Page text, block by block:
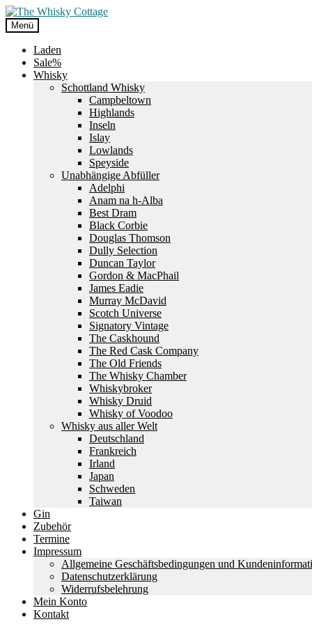
Zur
Navigation
springen
Zum
Inhalt
springen
Menü
Laden
Sale%
Whisky
Schottland Whisky
Campbeltown
Highlands
Inseln
Islay
Lowlands
Speyside
Unabhängige Abfüller
Adelphi
Anam na h-Alba
Best Dram
Black Corbie
Douglas Thomson
Dully Selection
Duncan Taylor
Gordon & MacPhail
James Eadie
Murray McDavid
Scotch Universe
Signatory Vintage
The Caskhound
The Red Cask Company
The Old Friends
The Whisky Chamber
Whiskybroker
Whisky Druid
Whisky of Voodoo
Whisky aus aller Welt
Deutschland
Frankreich
Irland
Japan
Schweden
Taiwan
Gin
Zubehör
Termine
Impressum
Allgemeine Geschäftsbedingungen und
Datenschutzerklärung
Widerrufsbelehrung
Mein Konto
Kontakt